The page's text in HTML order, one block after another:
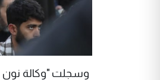
وسجلت "وكالة نون